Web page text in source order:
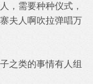
，需要种种仪式，
夫人啊吹拉弹唱万
之类的事情有人组